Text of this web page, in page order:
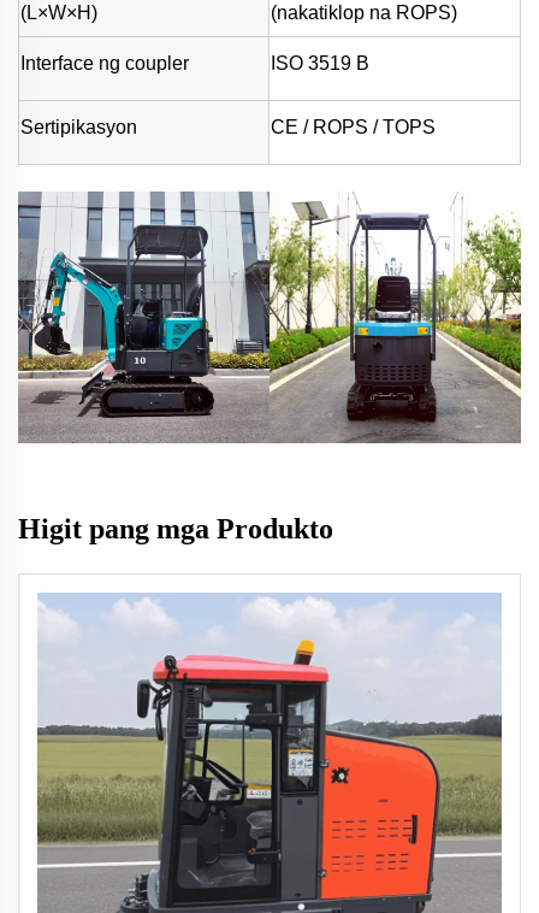
(L×W×H)
(nakatiklop na ROPS)
Interface ng coupler ISO 3519 B
Sertipikasyon CE / ROPS / TOPS
Higit pang mga Produkto